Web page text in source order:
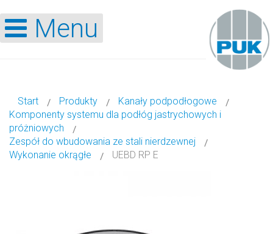
Menu
Start Produkty
Kanały podpodłogowe
Komponenty systemu dla podłóg jastrychowych i
próżniowych
Zespół do wbudowania ze stali nierdzewnej
Wykonanie okrągłe
UEBD RP E